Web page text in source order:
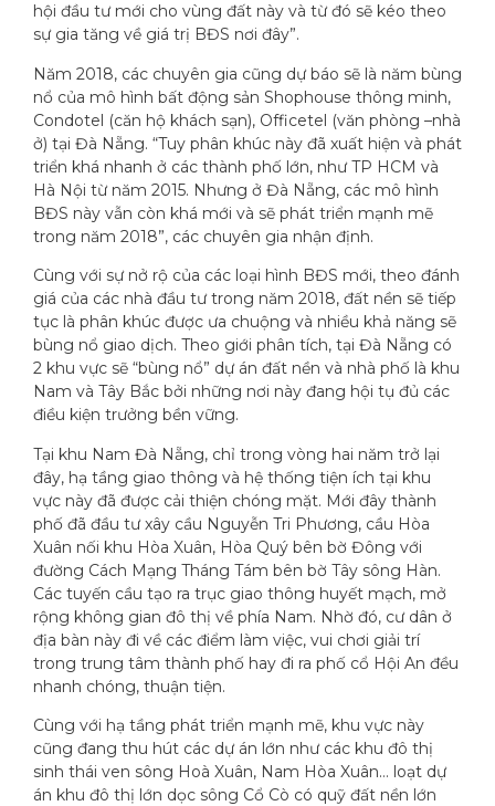
hội đầu tư mới cho vùng đất này và từ đó sẽ kéo theo
sự gia tăng về giá trị BĐS nơi đây”.
Năm 2018, các chuyên gia cũng dự báo sẽ là năm bùng
nổ của mô hình bất động sản Shophouse thông minh,
Condotel (căn hộ khách sạn), Officetel (văn phòng –nhà
ở) tại Đà Nẵng. “Tuy phân khúc này đã xuất hiện và phát
triển khá nhanh ở các thành phố lớn, như TP HCM và
Hà Nội từ năm 2015. Nhưng ở Đà Nẵng, các mô hình
BĐS này vẫn còn khá mới và sẽ phát triển mạnh mẽ
trong năm 2018”, các chuyên gia nhận định.
Cùng với sự nở rộ của các loại hình BĐS mới, theo đánh
giá của các nhà đầu tư trong năm 2018, đất nền sẽ tiếp
tục là phân khúc được ưa chuộng và nhiều khả năng sẽ
bùng nổ giao dịch. Theo giới phân tích, tại Đà Nẵng có
2 khu vực sẽ “bùng nổ” dự án đất nền và nhà phố là khu
Nam và Tây Bắc bởi những nơi này đang hội tụ đủ các
điều kiện trưởng bền vững.
Tại khu Nam Đà Nẵng, chỉ trong vòng hai năm trở lại
đây, hạ tầng giao thông và hệ thống tiện ích tại khu
vực này đã được cải thiện chóng mặt. Mới đây thành
phố đã đầu tư xây cầu Nguyễn Tri Phương, cầu Hòa
Xuân nối khu Hòa Xuân, Hòa Quý bên bờ Đông với
đường Cách Mạng Tháng Tám bên bờ Tây sông Hàn.
Các tuyến cầu tạo ra trục giao thông huyết mạch, mở
rộng không gian đô thị về phía Nam. Nhờ đó, cư dân ở
địa bàn này đi về các điểm làm việc, vui chơi giải trí
trong trung tâm thành phố hay đi ra phố cổ Hội An đều
nhanh chóng, thuận tiện.
Cùng với hạ tầng phát triển mạnh mẽ, khu vực này
cũng đang thu hút các dự án lớn như các khu đô thị
sinh thái ven sông Hoà Xuân, Nam Hòa Xuân… loạt dự
án khu đô thị lớn dọc sông Cổ Cò có quỹ đất nền lớn